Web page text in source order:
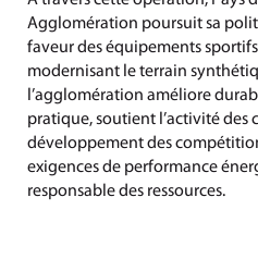
Agglomération poursuit sa
faveur des équipements
modernisant le terrain
l’agglomération améliore
pratique, soutient l’activité des
développement des
exigences de performance
responsable des ressources.